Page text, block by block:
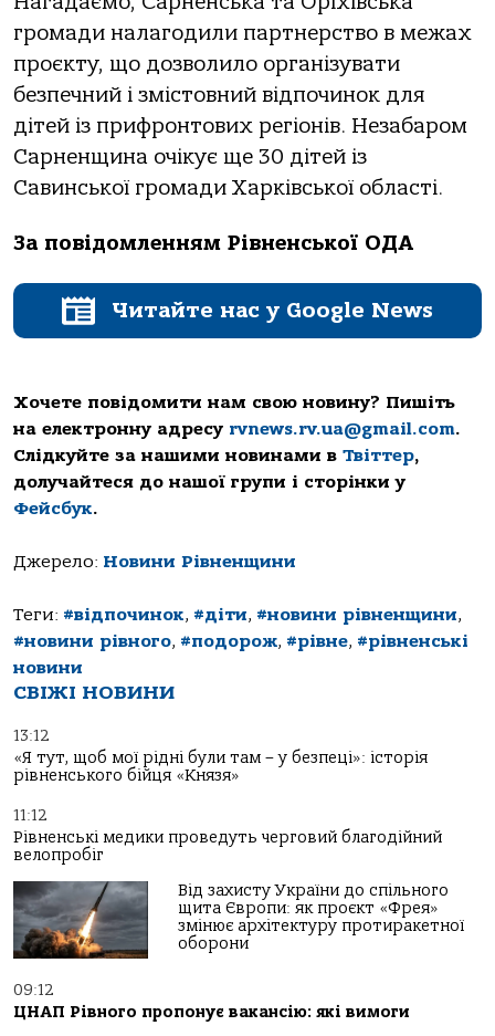
громади налагодили партнерство в межах
проєкту, що дозволило організувати
безпечний і змістовний відпочинок для
дітей із прифронтових регіонів. Незабаром
Сарненщина очікує ще 30 дітей із
Савинської громади Харківської області.
За повідомленням Рівненської ОДА
Читайте нас у Google News
Хочете повідомити нам свою новину? Пишіть
на електронну адресу rvnews.rv.ua@gmail.com.
Слідкуйте за нашими новинами в Твіттер,
долучайтеся до нашої групи і сторінки у
Фейсбук.
Джерело: Новини Рівненщини
Теги: #відпочинок, #діти, #новини рівненщини,
#новини рівного, #подорож, #рівне, #рівненські
новини
СВІЖІ НОВИНИ
13:12
«Я тут, щоб мої рідні були там – у безпеці»: історія
рівненського бійця «Князя»
11:12
Рівненські медики проведуть черговий благодійний
велопробіг
Від захисту України до спільного
щита Європи: як проєкт «Фрея»
змінює архітектуру протиракетної
оборони
09:12
ЦНАП Рівного пропонує вакансію: які вимоги